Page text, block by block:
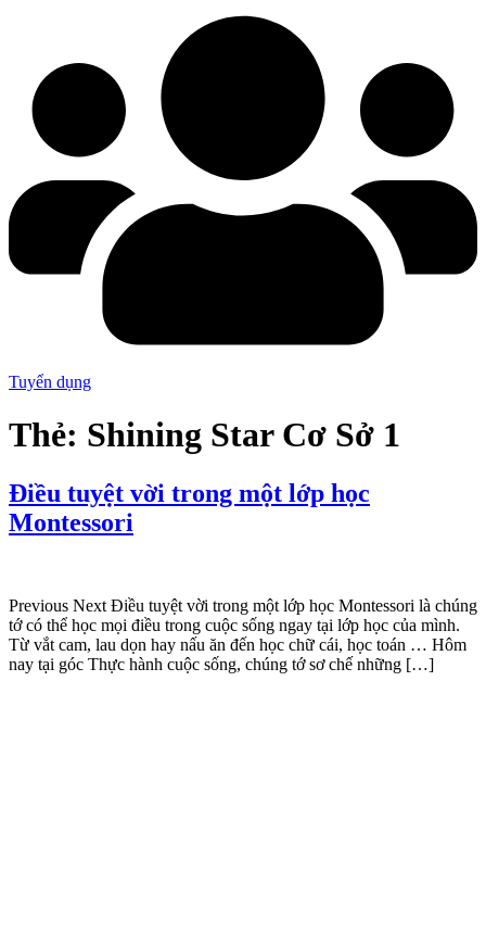
Tuyển dụng
Thẻ: Shining Star Cơ Sở 1
Điều tuyệt vời trong một lớp học
Montessori
Previous Next Điều tuyệt vời trong một lớp học Montessori là chúng
tớ có thể học mọi điều trong cuộc sống ngay tại lớp học của mình.
Từ vắt cam, lau dọn hay nấu ăn đến học chữ cái, học toán … Hôm
nay tại góc Thực hành cuộc sống, chúng tớ sơ chế những […]